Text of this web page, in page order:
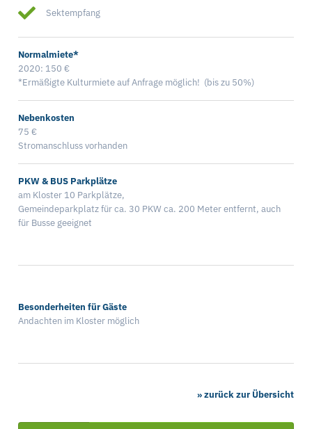
Sektempfang
Normalmiete*
2020: 150 €
*Ermäßigte Kulturmiete auf Anfrage möglich! (bis zu 50%)
Nebenkosten
75 €
Stromanschluss vorhanden
PKW & BUS Parkplätze
am Kloster 10 Parkplätze,
Gemeindeparkplatz für ca. 30 PKW ca. 200 Meter entfernt, auch
für Busse geeignet
Besonderheiten für Gäste
Andachten im Kloster möglich
» zurück zur Übersicht